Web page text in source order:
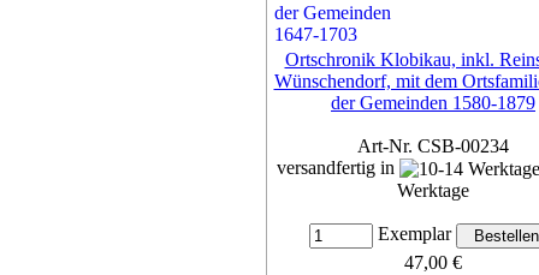
Ortschronik Klobikau, inkl.
Wünschendorf, mit dem
der Gemeinden 1580-1879
Art-Nr. CSB-00234
versandfertig in
Werktage
Exemplar
47,00 €